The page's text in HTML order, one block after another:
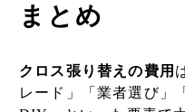
まとめ
クロス張り替えの費用
レード」「業者選び」